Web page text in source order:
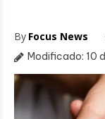
By Focus News
Modificado: 10